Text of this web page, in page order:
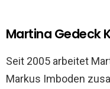
Martina Gedeck
Seit 2005 arbeitet
Markus Imboden